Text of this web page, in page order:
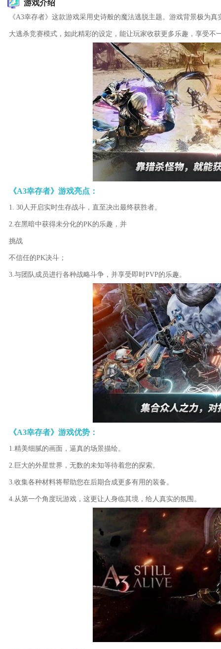
游戏介绍
《A3幸存者》这款游戏采用史诗般的魔法逃脱主题。游戏背景极为
大逃杀竞赛模式，如此精彩的设定，能让玩家收获更多乐趣，享受不
《A3幸存者》游戏亮点：
1. 30人开启实时生存战斗，直至决出最终获胜者。
2.在黑暗中获得未分化的PK的乐趣，并
挑战
不信任的PK决斗；
3.与团队成员进行各种战略斗争，并享受即时PVP的乐趣。
《A3幸存者》游戏优势：
1.精美细腻的画面，逼真的场景描绘。
2.巨大的外星世界，无数的未知等待着您的探索。
3.收集各种材料将帮助您在后期合成更多有用的装备。
4.从第一个角度玩游戏，这更让人身临其境，给人真实的氛围。